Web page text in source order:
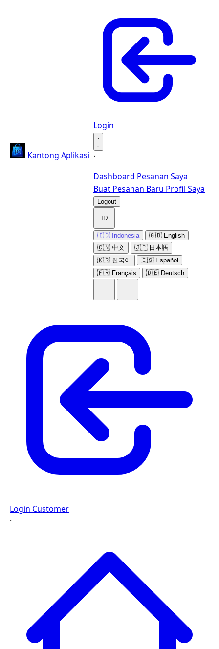
Kantong Aplikasi
Login
·
·
Dashboard Pesanan Saya
Buat Pesanan Baru Profil Saya
Logout
ID
🇮🇩 Indonesia
🇬🇧 English
🇨🇳 中文
🇯🇵 日本語
🇰🇷 한국어
🇪🇸 Español
🇫🇷 Français
🇩🇪 Deutsch
Login Customer
·